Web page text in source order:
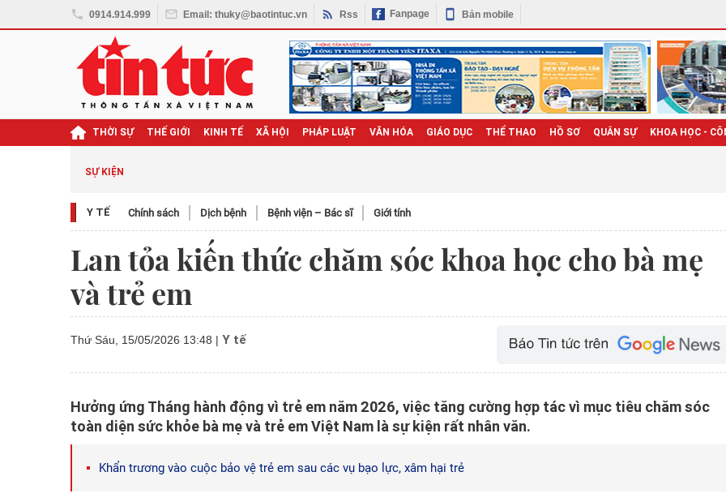
0914.914.999 Email: thuky@baotintuc.vn Rss Fanpage Bản mobile
THỜI SỰ THẾ GIỚI KINH TẾ XÃ HỘI PHÁP LUẬT VĂN HÓA GIÁO DỤC THỂ THAO HỒ SƠ QUÂN SỰ KHOA HỌC -
SỰ KIỆN
Y TẾ Chính sách Dịch bệnh Bệnh viện – Bác sĩ Giới tính
Lan tỏa kiến thức chăm sóc khoa học cho bà mẹ
và trẻ em
Thứ Sáu, 15/05/2026 13:48 | Y tế
Hưởng ứng Tháng hành động vì trẻ em năm 2026, việc tăng cường hợp tác vì mục tiêu chăm sóc
toàn diện sức khỏe bà mẹ và trẻ em Việt Nam là sự kiện rất nhân văn.
Khẩn trương vào cuộc bảo vệ trẻ em sau các vụ bạo lực, xâm hại trẻ